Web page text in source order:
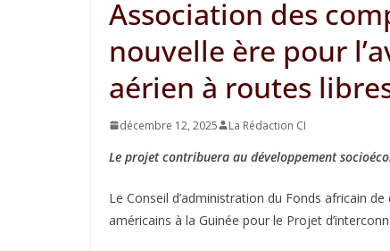
Association des
nouvelle ère pour
aérien à routes
décembre 12, 2025 La Rédaction CI
Le projet contribuera au développement
Le Conseil d’administration du Fonds africain
américains à la Guinée pour le Projet